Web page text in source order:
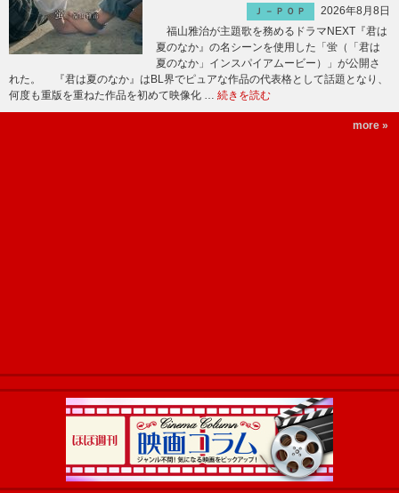
Ｊ－ＰＯＰ
2026年8月8日
福山雅治が主題歌を務めるドラマNEXT『君は
夏のなか』の名シーンを使用した「蛍（「君は
夏のなか」インスパイアムービー）」が公開さ
れた。 『君は夏のなか』はBL界でピュアな作品の代表格として話題となり、
何度も重版を重ねた作品を初めて映像化 … 続きを読む
more »